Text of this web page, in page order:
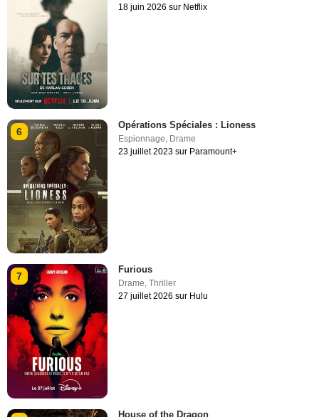
18 juin 2026 sur Netflix
6
Opérations Spéciales : Lioness
Espionnage, Drame
23 juillet 2023 sur Paramount+
7
Furious
Drame,Thriller
27 juillet 2026 sur Hulu
House of the Dragon